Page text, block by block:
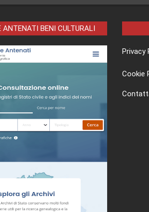
ANTENATI BENI CULTURALI
Privacy
Cookie